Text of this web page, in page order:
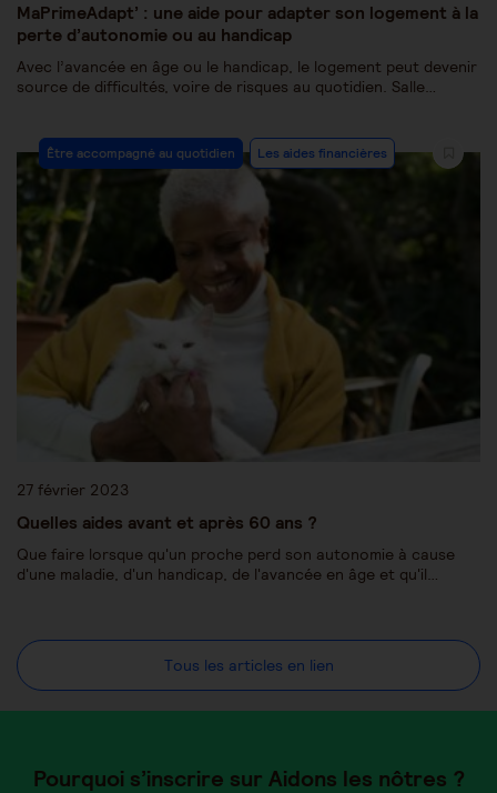
MaPrimeAdapt’ : une aide pour adapter son logement à la
perte d’autonomie ou au handicap
Avec l’avancée en âge ou le handicap, le logement peut devenir
source de difficultés, voire de risques au quotidien. Salle…
Être accompagné au quotidien Les aides financières
27 février 2023
Quelles aides avant et après 60 ans ?
Que faire lorsque qu'un proche perd son autonomie à cause
d'une maladie, d'un handicap, de l'avancée en âge et qu'il…
Tous les articles en lien
Pourquoi s’inscrire sur Aidons les nôtres ?